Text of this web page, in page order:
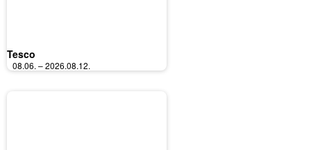
Tesco
08.06. – 2026.08.12.